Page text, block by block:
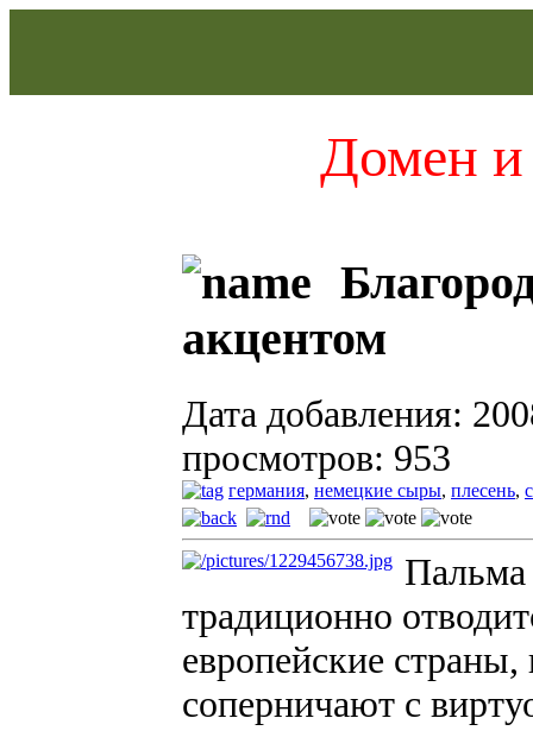
Домен и
акцентом
Дата добавления:
просмотров: 953
германия, немецкие сыры, плесень,
Пальма
традиционно
европейские
соперничают с